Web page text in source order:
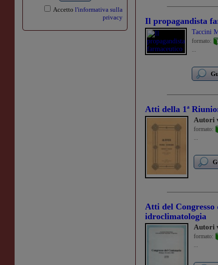
Accetto l'informativa sulla
privacy
Il propagandista
Taccini
formato:
...
Atti della 1ª
Autori
formato:
...
Atti del Congresso
idroclimatologia
Autori
formato:
...